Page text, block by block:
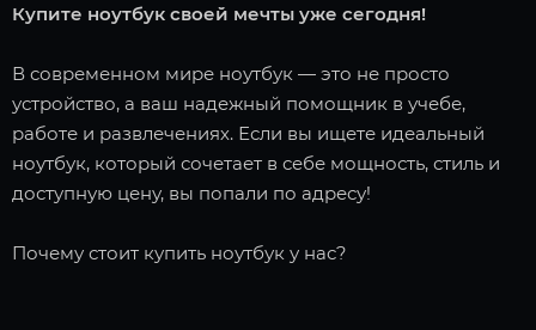
Купите ноутбук своей мечты уже сегодня!
В современном мире ноутбук — это не просто
устройство, а ваш надежный помощник в учебе,
работе и развлечениях. Если вы ищете идеальный
ноутбук, который сочетает в себе мощность, стиль и
доступную цену, вы попали по адресу!
Почему стоит купить ноутбук у нас?